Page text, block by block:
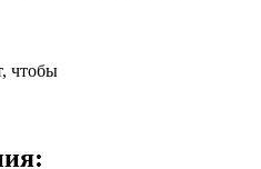
чтобы